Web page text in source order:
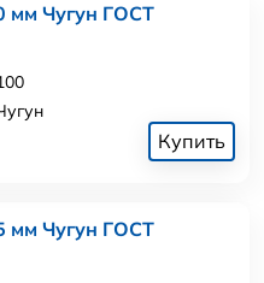
мм Чугун ГОСТ
Купить
мм Чугун ГОСТ